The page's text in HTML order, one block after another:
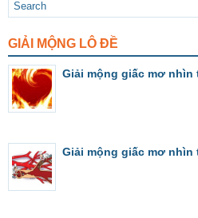
GIẢI MỘNG LÔ ĐỀ
Giải mộng giấc mơ nhìn
Giải mộng giấc mơ nhìn